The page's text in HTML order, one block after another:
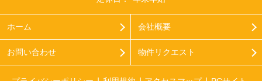
ホーム 会社概要
お問い合わせ 物件リクエスト